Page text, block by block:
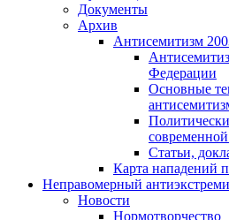
Документы
Архив
Антисемитизм
Федерации
Основные
Статьи,
Карта нападений
Неправомерный
Новости
Нормотворчество